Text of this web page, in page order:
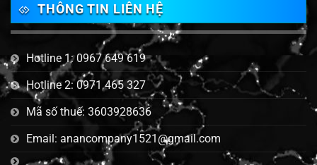
THÔNG TIN LIÊN HỆ
Hotline 1: 0967 649 619
Hotline 2: 0971 465 327
Mã số thuế: 3603928636
Email: anancompany1521@gmail.com